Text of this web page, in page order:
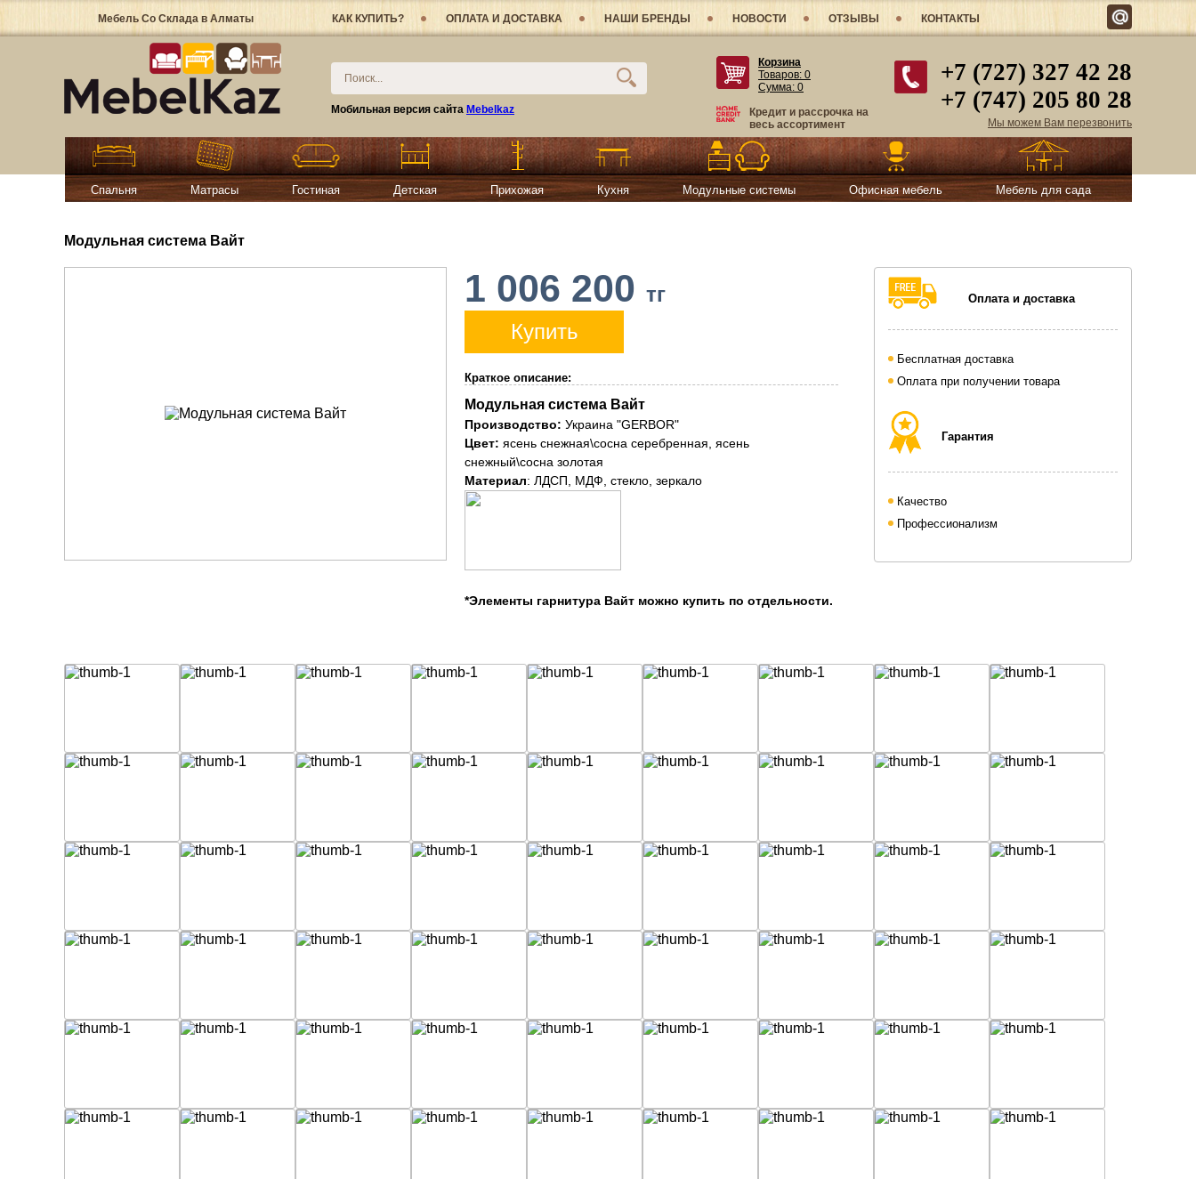
Мебель Со Склада в Алматы КАК КУПИТЬ? ОПЛАТА И ДОСТАВКА НАШИ БРЕНДЫ НОВОСТИ ОТЗЫВЫ КОНТАКТЫ
+7 (727) 327 42 28
+7 (747) 205 80 28
Мы можем Вам перезвонить
Корзина
Товаров: 0
Сумма: 0
Кредит и рассрочка на
весь ассортимент
Мобильная версия сайта Mebelkaz
Спальня Матрасы Гостиная Детская Прихожая Кухня Модульные системы Офисная мебель Мебель для сада
Модульная система Вайт
1 006 200 тг
Купить
Краткое описание:
Модульная система Вайт
Производство: Украина "GERBOR"
Цвет: ясень снежная\сосна серебренная, ясень
снежный\сосна золотая
Материал: ЛДСП, МДФ, стекло, зеркало
*Элементы гарнитура Вайт можно купить по отдельности.
Оплата и доставка
Бесплатная доставка
Оплата при получении товара
Гарантия
Качество
Профессионализм